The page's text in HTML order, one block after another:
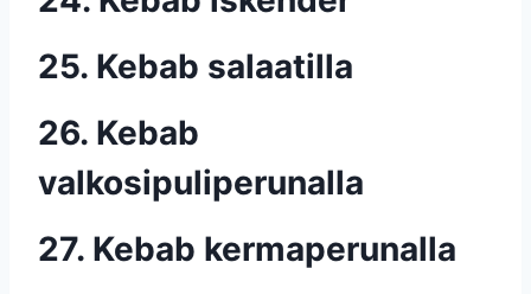
25. Kebab salaatilla
26. Kebab
valkosipuliperunalla
27. Kebab kermaperunalla